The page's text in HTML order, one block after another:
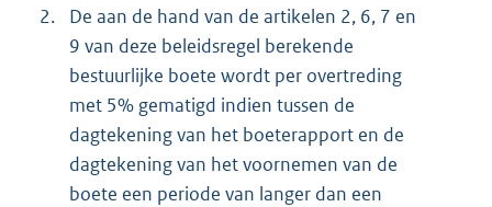
2.
De aan de hand van de artikelen 2, 6, 7 en
9 van deze beleidsregel berekende
bestuurlijke boete wordt per overtreding
met 5% gematigd indien tussen de
dagtekening van het boeterapport en de
dagtekening van het voornemen van de
boete een periode van langer dan een